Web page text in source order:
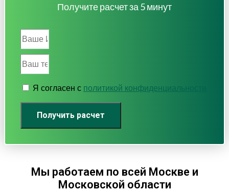
Получите расчет за 5 минут
Я согласен с политикой конфиденциальности
Получить расчет
Мы работаем по всей Москве и
Московской области